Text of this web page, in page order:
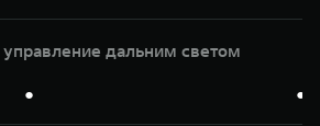
дальним светом
● ●